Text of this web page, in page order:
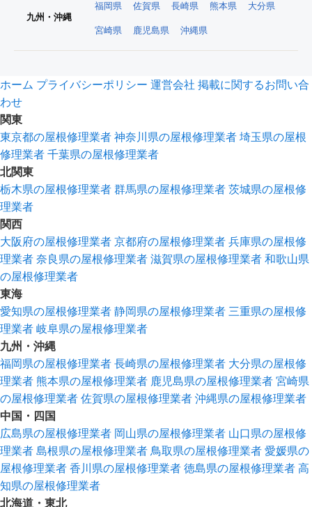
九州・沖縄
福岡県 佐賀県 長崎県 熊本県 大分県
宮崎県 鹿児島県 沖縄県
ホーム プライバシーポリシー 運営会社 掲載に関するお問い合
わせ
関東
東京都の屋根修理業者 神奈川県の屋根修理業者 埼玉県の屋根
修理業者 千葉県の屋根修理業者
北関東
栃木県の屋根修理業者 群馬県の屋根修理業者 茨城県の屋根修
理業者
関西
大阪府の屋根修理業者 京都府の屋根修理業者 兵庫県の屋根修
理業者 奈良県の屋根修理業者 滋賀県の屋根修理業者 和歌山県
の屋根修理業者
東海
愛知県の屋根修理業者 静岡県の屋根修理業者 三重県の屋根修
理業者 岐阜県の屋根修理業者
九州・沖縄
福岡県の屋根修理業者 長崎県の屋根修理業者 大分県の屋根修
理業者 熊本県の屋根修理業者 鹿児島県の屋根修理業者 宮崎県
の屋根修理業者 佐賀県の屋根修理業者 沖縄県の屋根修理業者
中国・四国
広島県の屋根修理業者 岡山県の屋根修理業者 山口県の屋根修
理業者 島根県の屋根修理業者 鳥取県の屋根修理業者 愛媛県の
屋根修理業者 香川県の屋根修理業者 徳島県の屋根修理業者 高
知県の屋根修理業者
北海道・東北